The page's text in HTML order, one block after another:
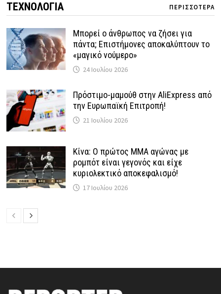
ΤΕΧΝΟΛΟΓΙΑ ΠΕΡΙΣΣΟΤΕΡΑ
Μπορεί ο άνθρωπος να ζήσει για
πάντα; Επιστήμονες αποκαλύπτουν το
«μαγικό νούμερο»
24 Ιουλίου 2026
Πρόστιμο-μαμούθ στην AliExpress από
την Ευρωπαϊκή Επιτροπή!
21 Ιουλίου 2026
Κίνα: Ο πρώτος MMA αγώνας με
ρομπότ είναι γεγονός και είχε
κυριολεκτικό αποκεφαλισμό!
17 Ιουλίου 2026